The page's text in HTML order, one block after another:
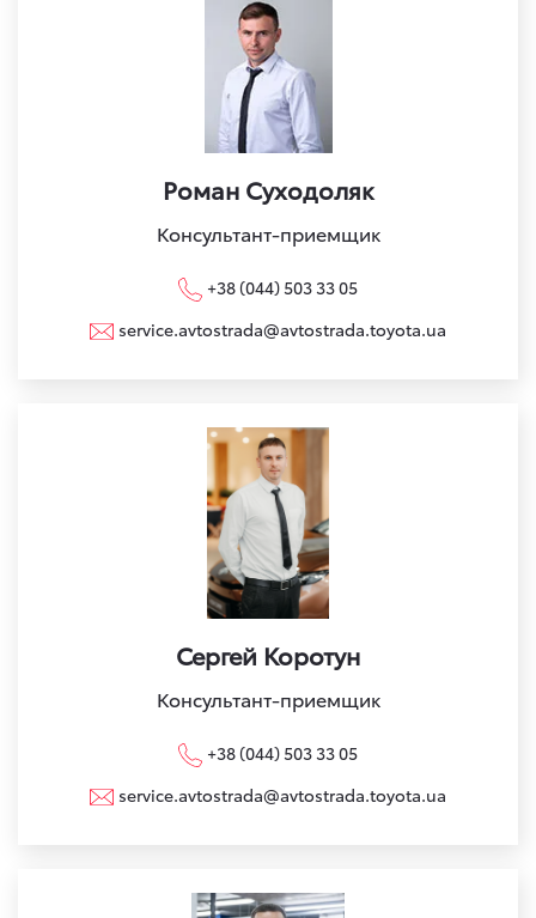
Роман Суходоляк
Консультант-приемщик
+38 (044) 503 33 05
service.avtostrada@avtostrada.toyota.ua
Сергей Коротун
Консультант-приемщик
+38 (044) 503 33 05
service.avtostrada@avtostrada.toyota.ua